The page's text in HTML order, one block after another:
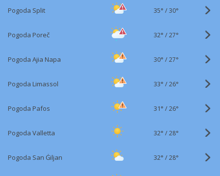
Pogoda Split 35° /30°
Pogoda Poreč 32° /27°
Pogoda Ajia Napa 30° /27°
Pogoda Limassol 33° /26°
Pogoda Pafos 31° /26°
Pogoda Valletta 32° /28°
Pogoda San Ġiljan 32° /28°